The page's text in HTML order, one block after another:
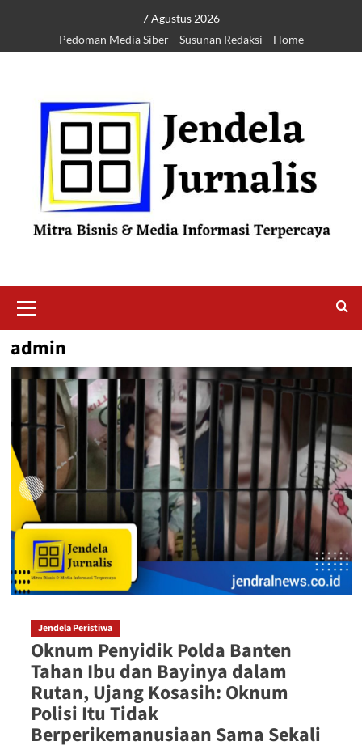
7 Agustus 2026
Pedoman Media Siber
Susunan Redaksi Home
admin
Jendela Peristiwa
Oknum Penyidik Polda Banten
Tahan Ibu dan Bayinya dalam
Rutan, Ujang Kosasih: Oknum
Polisi Itu Tidak
Berperikemanusiaan Sama Sekali